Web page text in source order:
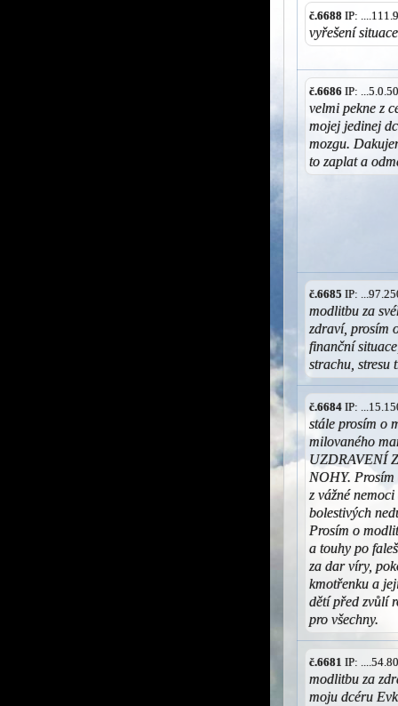
č.6688 IP:
vyřešení
č.6686 IP:
velmi pekne z
mojej jedinej
mozgu.
to zaplat a
č.6685 IP:
modlitbu za
zdraví, prosím
finanční
strachu, stresu
č.6684 IP:
stále prosím o
milovaného
UZDRAVENÍ
NOHY. Prosím
z vážné
bolestivých
Prosím o
a touhy po
za dar víry,
kmotřenku a
dětí před zvůlí
pro všechny.
č.6681 IP:
modlitbu za
moju dcéru